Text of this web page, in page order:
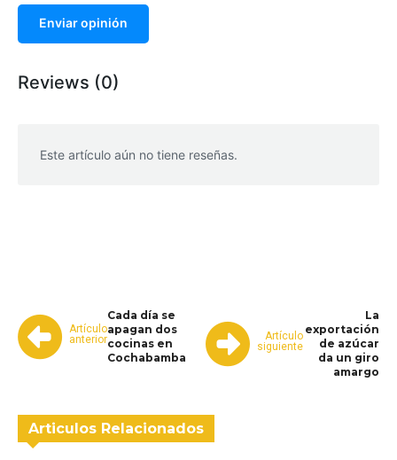
Enviar opinión
Reviews (0)
Este artículo aún no tiene reseñas.
Artículo
anterior
Cada día se
apagan dos
cocinas en
Cochabamba
Artículo
siguiente
La
exportación
de azúcar
da un giro
amargo
Articulos Relacionados